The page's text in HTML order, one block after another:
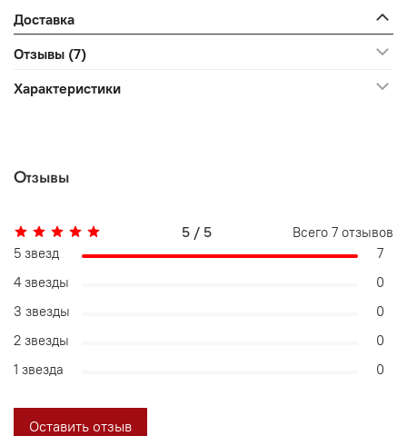
Доставка
Отзывы (7)
Характеристики
Отзывы
5 / 5 Всего 7 отзывов
5 звезд
7
4 звезды
0
3 звезды
0
2 звезды
0
1 звезда
0
Оставить отзыв